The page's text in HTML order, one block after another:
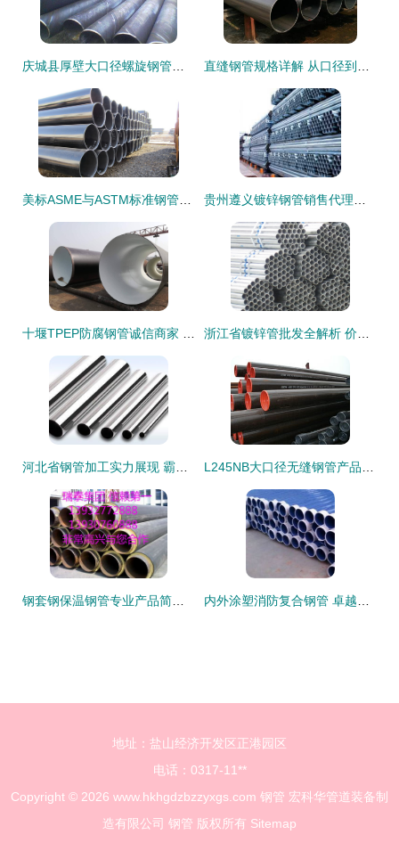
地址：盐山经济开发区正港园区
电话：0317-11**
Copyright © 2026 www.hkhgdzbzzyxgs.com 钢管 宏科华管道装备制
造有限公司 钢管 版权所有 Sitemap